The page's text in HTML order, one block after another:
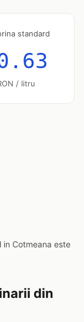
standard
/ litru
in Cotmeana este
din